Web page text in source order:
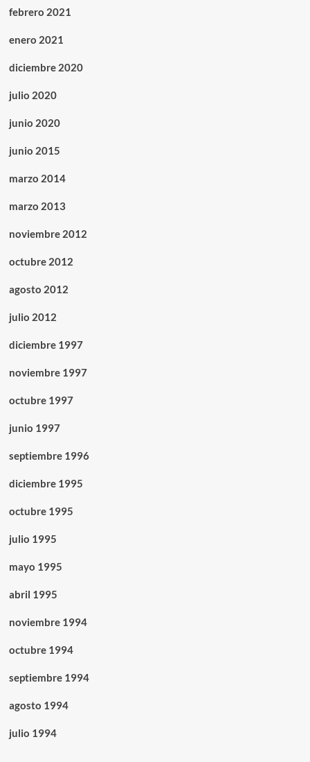
febrero 2021
enero 2021
diciembre 2020
julio 2020
junio 2020
junio 2015
marzo 2014
marzo 2013
noviembre 2012
octubre 2012
agosto 2012
julio 2012
diciembre 1997
noviembre 1997
octubre 1997
junio 1997
septiembre 1996
diciembre 1995
octubre 1995
julio 1995
mayo 1995
abril 1995
noviembre 1994
octubre 1994
septiembre 1994
agosto 1994
julio 1994